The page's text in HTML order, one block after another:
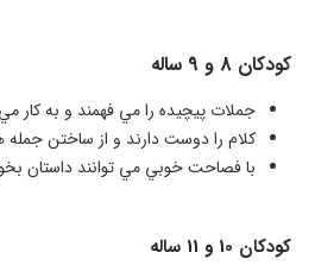
كودكان 8 و 9 ساله
جملات پيچيده را مي فهمند و به كار
كلام را دوست دارند و از ساختن
با فصاحت خوبي مي توانند داستان
كودكان 10 و 11 ساله